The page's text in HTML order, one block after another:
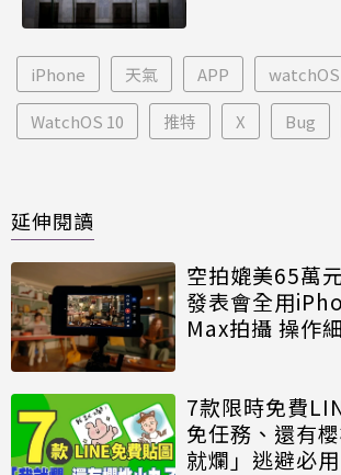
iPhone 天氣 APP watchOS
WatchOS 10 推特 X Bug
延伸閱讀
空拍媲美65萬
發表會全用
Max拍攝 操作
7款限時免費
免任務、還有
就爛」逃避必用